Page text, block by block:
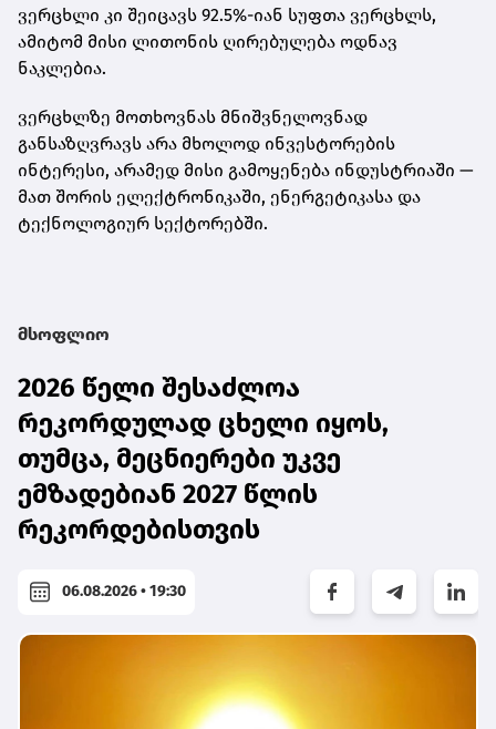
ვერცხლი კი შეიცავს 92.5%-იან სუფთა ვერცხლს,
ამიტომ მისი ლითონის ღირებულება ოდნავ
ნაკლებია.
ვერცხლზე მოთხოვნას მნიშვნელოვნად
განსაზღვრავს არა მხოლოდ ინვესტორების
ინტერესი, არამედ მისი გამოყენება ინდუსტრიაში —
მათ შორის ელექტრონიკაში, ენერგეტიკასა და
ტექნოლოგიურ სექტორებში.
მსოფლიო
2026 წელი შესაძლოა
რეკორდულად ცხელი იყოს,
თუმცა, მეცნიერები უკვე
ემზადებიან 2027 წლის
რეკორდებისთვის
06.08.2026 • 19:30